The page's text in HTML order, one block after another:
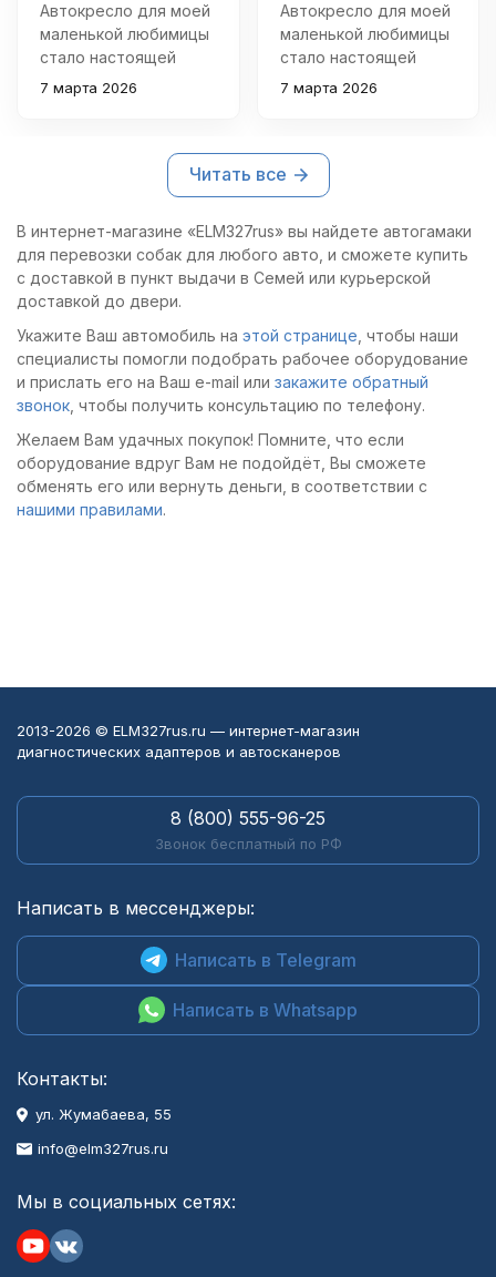
Автокресло для моей
маленькой любимицы
стало настоящей
находкой! Оно
защищает салон от
шерсти и загрязнений.
Собачка чувствует
безопасно во время
поездок.
7 марта 2026
Автокресло для моей
маленькой любимицы
стало настоящей
находкой! Оно
защищает салон от
шерсти и загрязнений.
Собачка чувствует
безопасно во время
поездок.
7 марта 2026
Читать все
В интернет-магазине «ELM327rus» вы найдете автогамаки
для перевозки собак для любого авто, и сможете купить
с доставкой в пункт выдачи в Семей или курьерской
доставкой до двери.
Укажите Ваш автомобиль на этой странице , чтобы наши
специалисты помогли подобрать рабочее оборудование
и прислать его на Ваш e-mail или закажите обратный
звонок , чтобы получить консультацию по телефону.
Желаем Вам удачных покупок! Помните, что если
оборудование вдруг Вам не подойдёт, Вы сможете
обменять его или вернуть деньги, в соответствии с
нашими правилами.
2013-2026 © ELM327rus.ru — интернет-магазин
диагностических адаптеров и автосканеров
8 (800) 555-96-25
Звонок бесплатный по РФ
Написать в мессенджеры:
Написать в Telegram
Написать в Whatsapp
Контакты:
ул. Жумабаева, 55
info@elm327rus.ru
Мы в социальных сетях: